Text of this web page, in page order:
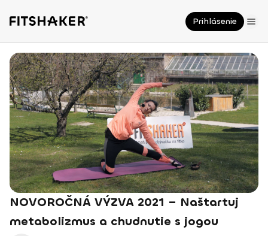
Prihlásenie
NOVOROČNÁ VÝZVA 2021 – Naštartuj
metabolizmus a chudnutie s jogou